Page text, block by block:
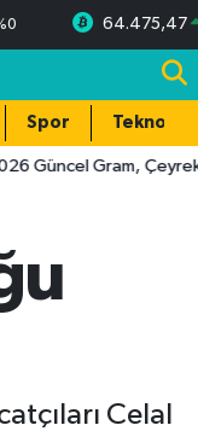
0 64.475,47
Spor Teknoloji
Gram, Çeyrek ve
Celal